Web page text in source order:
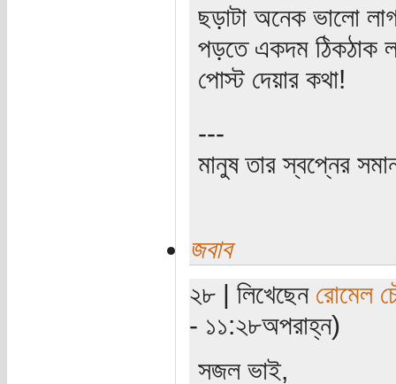
ছড়াটা অনেক ভালো
পড়তে একদম ঠিকঠাক
পোস্ট দেয়ার কথা!
---
মানুষ তার স্বপ্নের
জবাব
২৮ | লিখেছেন রোমেল
- ১১:২৮অপরাহ্ন)
সজল ভাই,